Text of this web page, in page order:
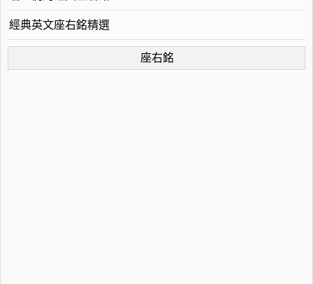
經典英文座右銘精選
座右銘